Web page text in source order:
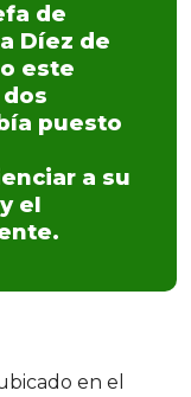
de
Díez de
este
puesto
a su
el
en el